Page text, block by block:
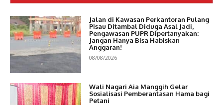
Jalan di Kawasan Perkantoran Pulang
Pisau Ditambal Diduga Asal Jadi,
Pengawasan PUPR Dipertanyakan:
Jangan Hanya Bisa Habiskan
Anggaran!
08/08/2026
Wali Nagari Aia Manggih Gelar
Sosialisasi Pemberantasan Hama bagi
Petani